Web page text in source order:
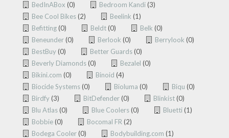
BedInABox (0) Bedroom Kandi(3)
Bee Cool Bikes(2) Beelink (1)
Befitting(0) Beldt(0) Belk (0)
Beneunder(0) Berlook (0) Berrylook (0)
BestBuy(0) Better Guards(0)
Beverly Diamonds(0) Bezalel (0)
Bikini.com (0) Binoid (4)
Biocide Systems(0) Bioluma (0) Biqu (0)
Birdfy(3) BitDefender(0) Blinkist(0)
Blu Atlas(0) Blue Coolers(0) Bluetti(1)
Bobbie(0) Bocomal FR (2)
Bodega Cooler(0) Bodybuilding.com (1)